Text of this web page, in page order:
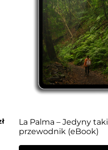
La Palma – Jedyny taki
przewodnik (eBook)